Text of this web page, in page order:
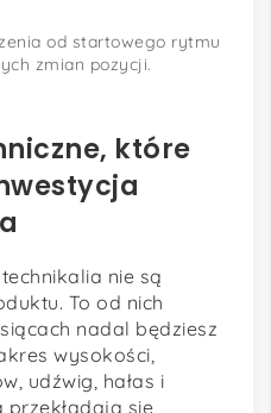
od startowego rytmu
zmian pozycji.
które
nie są
To od nich
nadal będziesz
wysokości,
udźwig, hałas i
się